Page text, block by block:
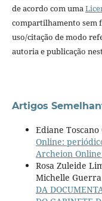
de acordo com uma
compartilhamento sem
uso/citação de modo
autoria e publicação
Artigos
Ediane
Online:
Archeion
Rosa Zuleide
Michelle
DA